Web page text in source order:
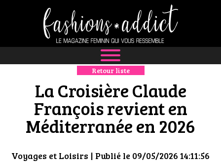
NEWS
MODE
LUXE
DÉFILÉS
Retour liste
La Croisière Claude
François revient en
Méditerranée en 2026
Voyages et Loisirs | Publié le 09/05/2026 14:11:56